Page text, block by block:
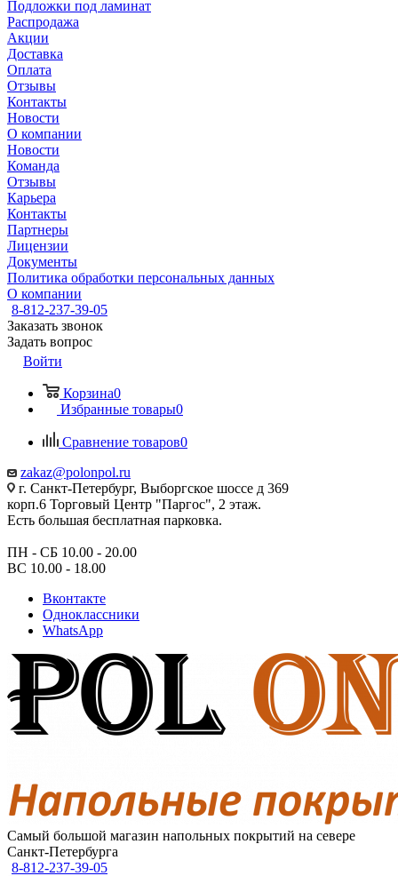
Подложки под ламинат
Распродажа
Акции
Доставка
Оплата
Отзывы
Контакты
Новости
О компании
Новости
Команда
Отзывы
Карьера
Контакты
Партнеры
Лицензии
Документы
Политика обработки персональных данных
О компании
8-812-237-39-05
Заказать звонок
Задать вопрос
Войти
Корзина0
Избранные товары0
Сравнение товаров0
zakaz@polonpol.ru
г. Санкт-Петербург, Выборгское шоссе д 369
корп.6 Торговый Центр "Паргос", 2 этаж.
Есть большая бесплатная парковка.
ПН - СБ 10.00 - 20.00
ВС 10.00 - 18.00
Вконтакте
Одноклассники
WhatsApp
Самый большой магазин напольных покрытий на севере
Санкт-Петербурга
8-812-237-39-05